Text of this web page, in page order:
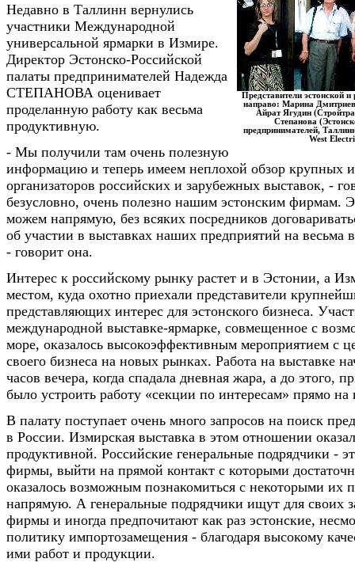
Представители эстонской
направо: Марина
Айрат Ягудин
Степанова
предпринимателей,
West
Недавно в Таллинн вернулись
участники Международной
универсальной ярмарки в Измире.
Директор Эстонско-Российской
палаты предпринимателей Надежда
СТЕПАНОВА оценивает
проделанную работу как весьма
продуктивную.
- Мы получили там очень полезную
информацию и теперь имеем неплохой обзор крупных
организаторов российских и зарубежных выставок, -
безусловно, очень полезно нашим эстонским фирмам.
можем напрямую, без всяких посредников
об участии в выставках наших предприятий на весьма
- говорит она.
Интерес к российскому рынку растет и в Эстонии, а
местом, куда охотно приехали представители
представляющих интерес для эстонского бизнеса.
международной выставке-ярмарке, совмещенное с
море, оказалось высокоэффективным мероприятием с
своего бизнеса на новых рынках. Работа на выставке
часов вечера, когда спадала дневная жара, а до этого,
было устроить работу «секции по интересам» прямо на
В палату поступает очень много запросов на поиск
в России. Измирская выставка в этом отношении
продуктивной. Российские генеральные подрядчики -
фирмы, выйти на прямой контакт с которыми
оказалось возможным познакомиться с некоторыми их
напрямую. А генеральные подрядчики ищут для своих
фирмы и иногда предпочитают как раз эстонские,
политику импортозамещения - благодаря высокому
ими работ и продукции.